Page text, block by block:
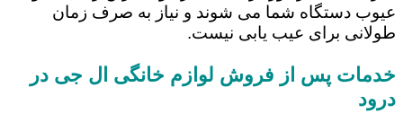
عیوب دستگاه شما می شوند و نیاز به صرف زمان
طولانی برای عیب یابی نیست.
خدمات پس از فروش لوازم خانگی ال جی در
درود